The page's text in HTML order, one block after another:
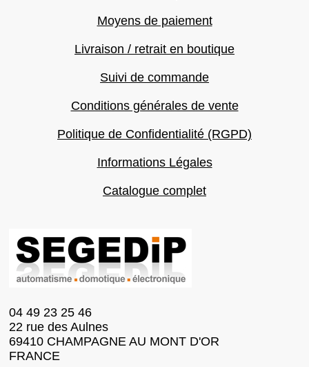
Moyens de paiement
Livraison / retrait en boutique
Suivi de commande
Conditions générales de vente
Politique de Confidentialité (RGPD)
Informations Légales
Catalogue complet
04 49 23 25 46
22 rue des Aulnes
69410 CHAMPAGNE AU MONT D'OR
FRANCE